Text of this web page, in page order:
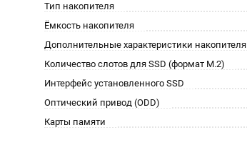
Тип накопителя
Ёмкость накопителя
Дополнительные характеристики накопителя
Количество слотов для SSD (формат M.2)
Интерфейс установленного SSD
Оптический привод (ODD)
Карты памяти